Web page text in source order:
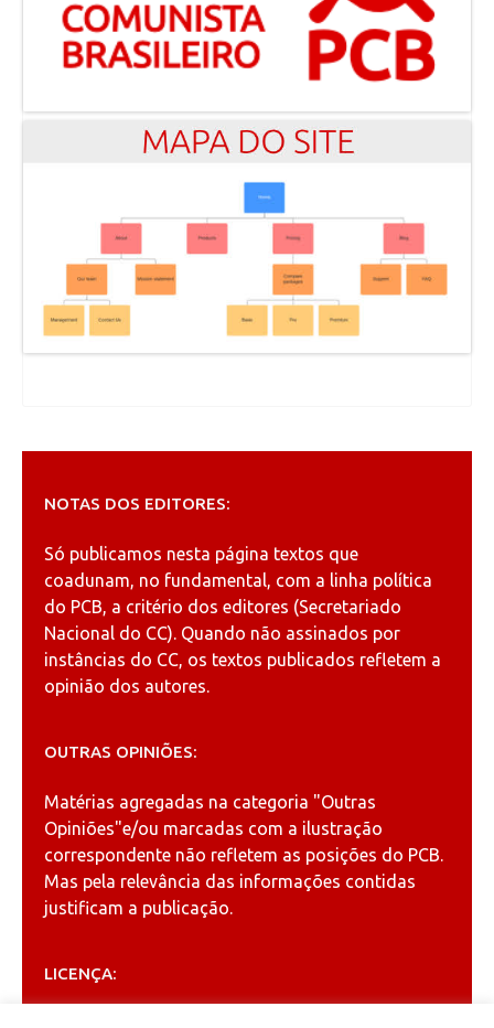
NOTAS DOS EDITORES:
Só publicamos nesta página textos que
coadunam, no fundamental, com a linha política
do PCB, a critério dos editores (Secretariado
Nacional do CC). Quando não assinados por
instâncias do CC, os textos publicados refletem a
opinião dos autores.
OUTRAS OPINIÕES:
Matérias agregadas na categoria "Outras
Opiniões"e/ou marcadas com a ilustração
correspondente não refletem as posições do PCB.
Mas pela relevância das informações contidas
justificam a publicação.
LICENÇA: